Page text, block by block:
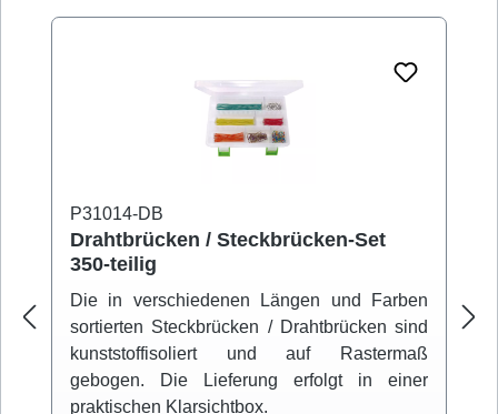
P31014-DB
Drahtbrücken / Steckbrücken-Set
350-teilig
Die in verschiedenen Längen und Farben
sortierten Steckbrücken / Drahtbrücken sind
kunststoffisoliert und auf Rastermaß
gebogen. Die Lieferung erfolgt in einer
praktischen Klarsichtbox.